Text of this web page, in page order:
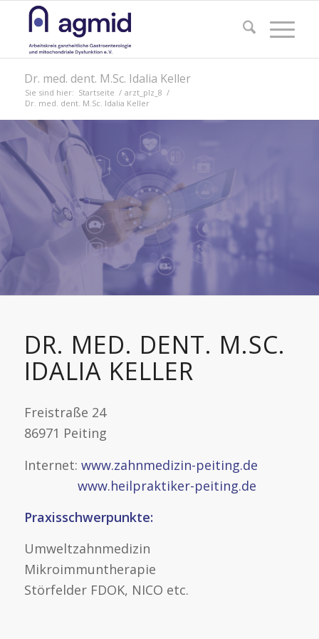
Dr. med. dent. M.Sc. Idalia Keller
Sie sind hier: Startseite / arzt_plz_8 /
Dr. med. dent. M.Sc. Idalia Keller
DR. MED. DENT. M.SC.
IDALIA KELLER
Freistraße 24
86971 Peiting
Internet: www.zahnmedizin-peiting.de
www.heilpraktiker-peiting.de
Praxisschwerpunkte:
Umweltzahnmedizin
Mikroimmuntherapie
Störfelder FDOK, NICO etc.